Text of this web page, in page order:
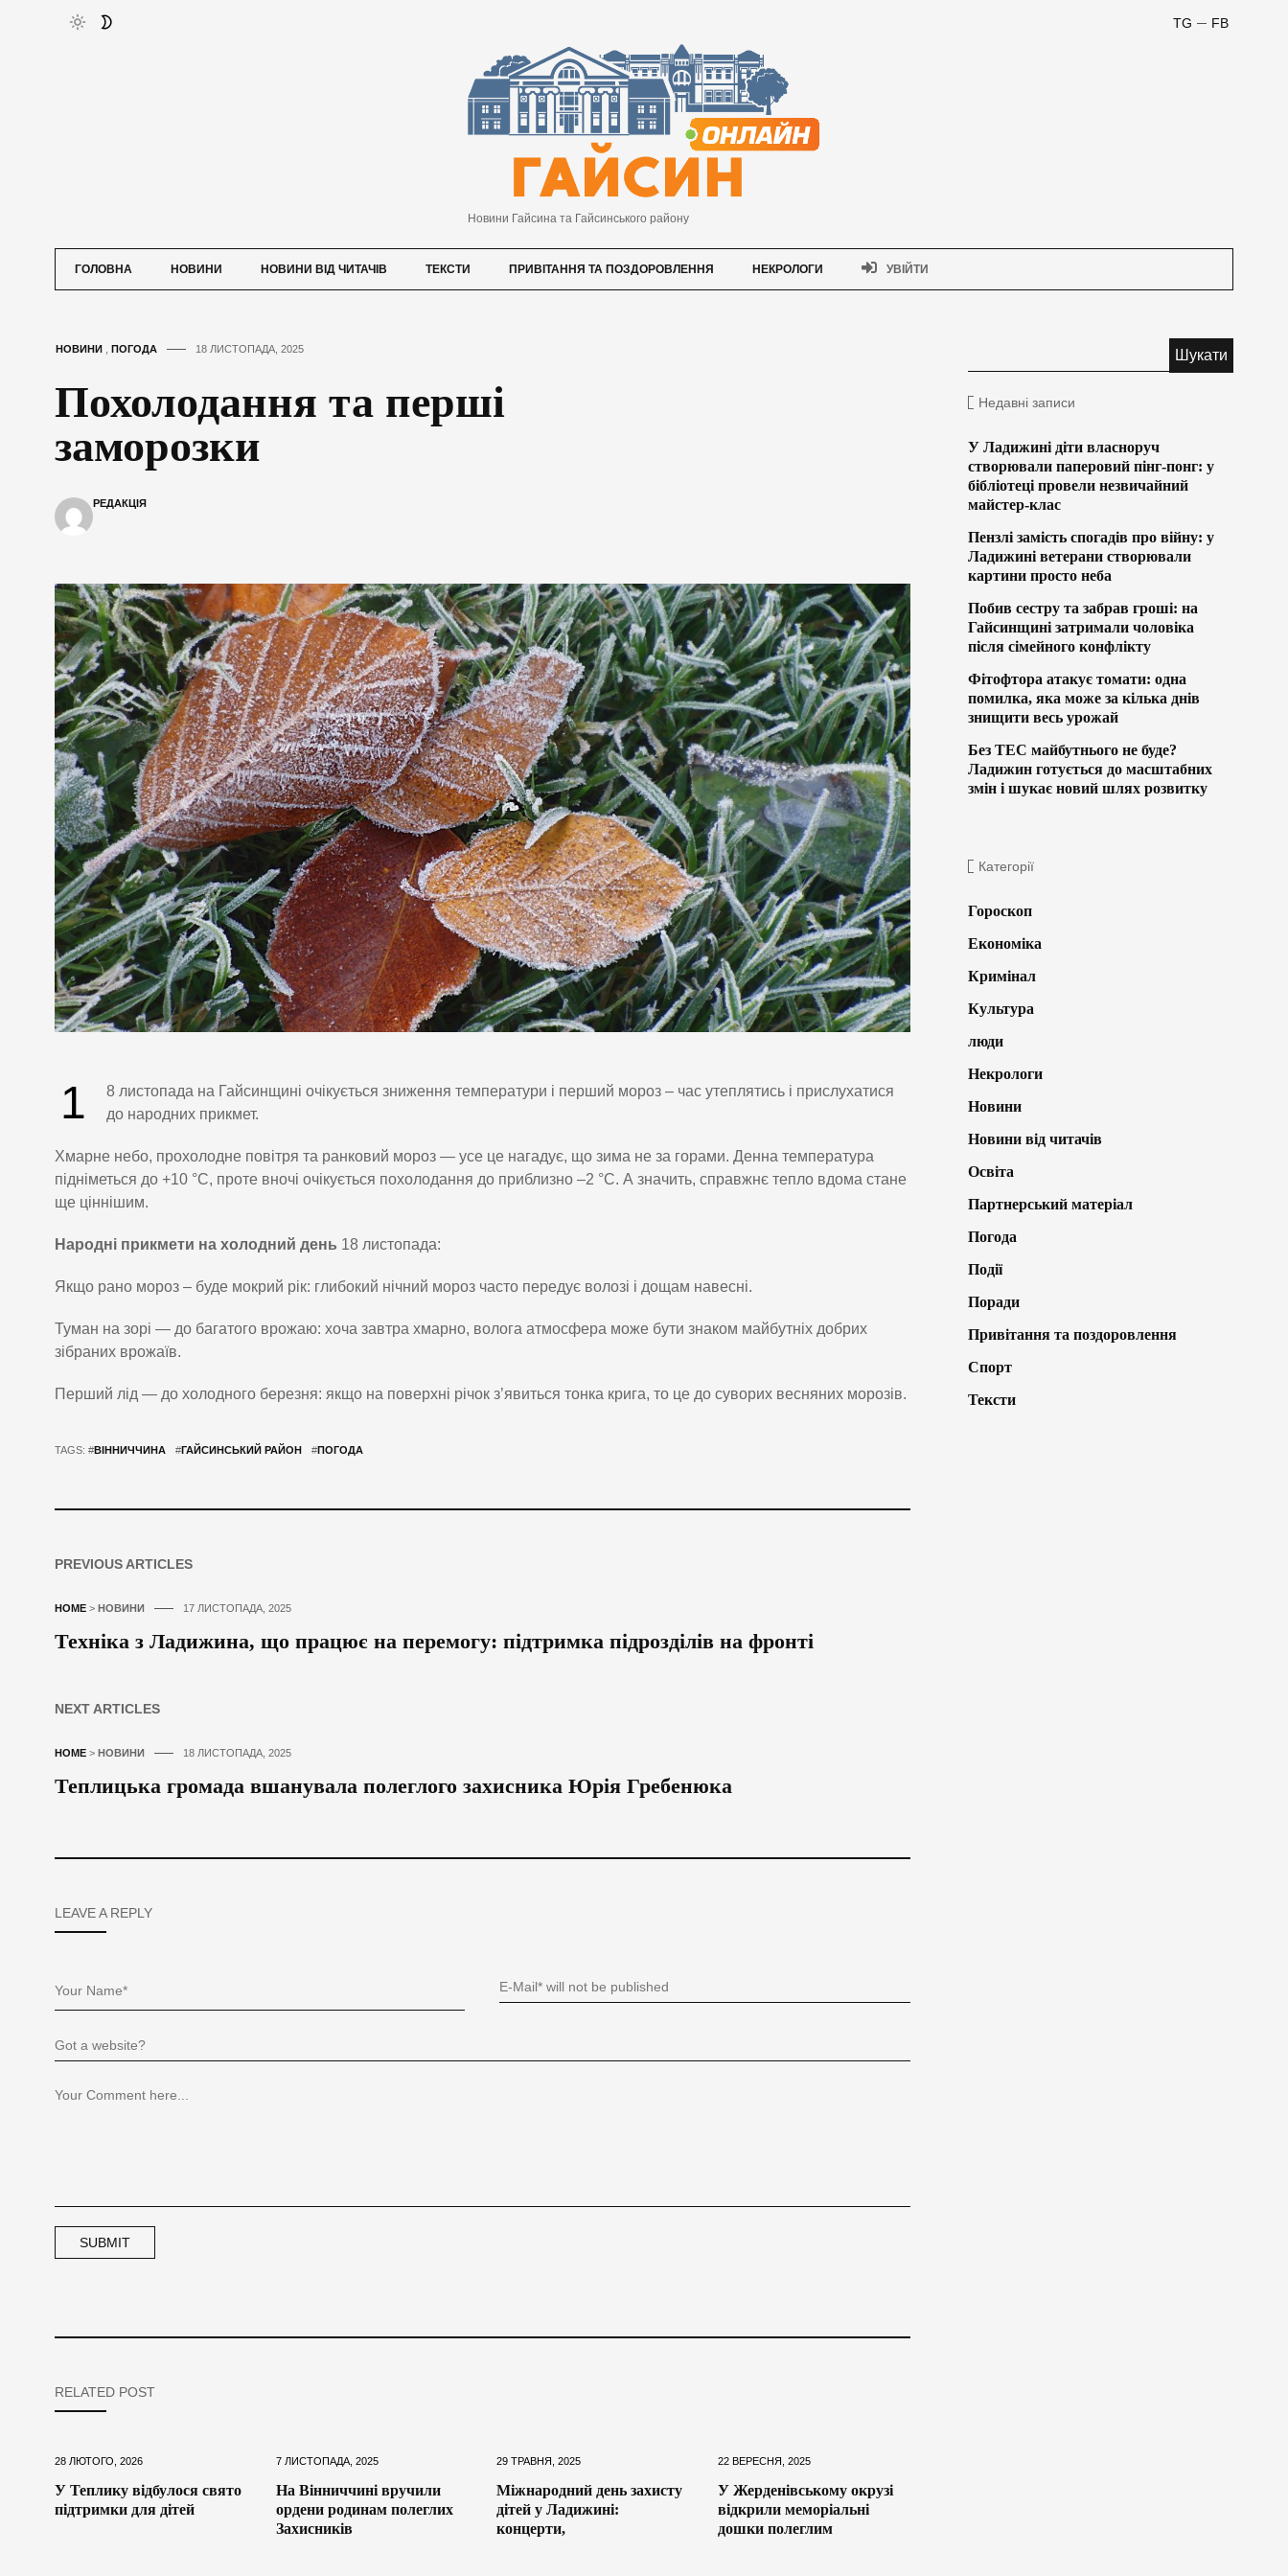
FB
TG
Новини Гайсина та Гайсинського району
ГОЛОВНА НОВИНИ НОВИНИ ВІД ЧИТАЧІВ ТЕКСТИ ПРИВІТАННЯ ТА ПОЗДОРОВЛЕННЯ НЕКРОЛОГИ УВІЙТИ
НОВИНИ ПОГОДА 18 ЛИСТОПАДА, 2025
Похолодання та перші
заморозки
РЕДАКЦІЯ
1
8 листопада на Гайсинщині очікується зниження температури і перший мороз – час утеплятись і прислухатися
до народних прикмет.
Хмарне небо, прохолодне повітря та ранковий мороз — усе це нагадує, що зима не за горами. Денна температура
підніметься до +10 °C, проте вночі очікується похолодання до приблизно –2 °C. А значить, справжнє тепло вдома стане
ще ціннішим.
Народні прикмети на холодний день 18 листопада:
Якщо рано мороз – буде мокрий рік: глибокий нічний мороз часто передує волозі і дощам навесні.
Туман на зорі — до багатого врожаю: хоча завтра хмарно, волога атмосфера може бути знаком майбутніх добрих
зібраних врожаїв.
Перший лід — до холодного березня: якщо на поверхні річок з’явиться тонка крига, то це до суворих весняних морозів.
TAGS: #ВІННИЧЧИНА #ГАЙСИНСЬКИЙ РАЙОН #ПОГОДА
PREVIOUS ARTICLES
HOME > НОВИНИ 17 ЛИСТОПАДА, 2025
Техніка з Ладижина, що працює на перемогу: підтримка підрозділів на фронті
NEXT ARTICLES
HOME > НОВИНИ 18 ЛИСТОПАДА, 2025
Теплицька громада вшанувала полеглого захисника Юрія Гребенюка
LEAVE A REPLY
RELATED POST
28 ЛЮТОГО, 2026
У Теплику відбулося свято
підтримки для дітей
7 ЛИСТОПАДА, 2025
На Вінниччині вручили
ордени родинам полеглих
Захисників
29 ТРАВНЯ, 2025
Міжнародний день захисту
дітей у Ладижині:
концерти,
22 ВЕРЕСНЯ, 2025
У Жерденівському окрузі
відкрили меморіальні
дошки полеглим
Недавні записи
У Ладижині діти власноруч
створювали паперовий пінг-понг: у
бібліотеці провели незвичайний
майстер-клас
Пензлі замість спогадів про війну: у
Ладижині ветерани створювали
картини просто неба
Побив сестру та забрав гроші: на
Гайсинщині затримали чоловіка
після сімейного конфлікту
Фітофтора атакує томати: одна
помилка, яка може за кілька днів
знищити весь урожай
Без ТЕС майбутнього не буде?
Ладижин готується до масштабних
змін і шукає новий шлях розвитку
Категорії
Гороскоп
Економіка
Кримінал
Культура
люди
Некрологи
Новини
Новини від читачів
Освіта
Партнерський матеріал
Погода
Події
Поради
Привітання та поздоровлення
Спорт
Тексти